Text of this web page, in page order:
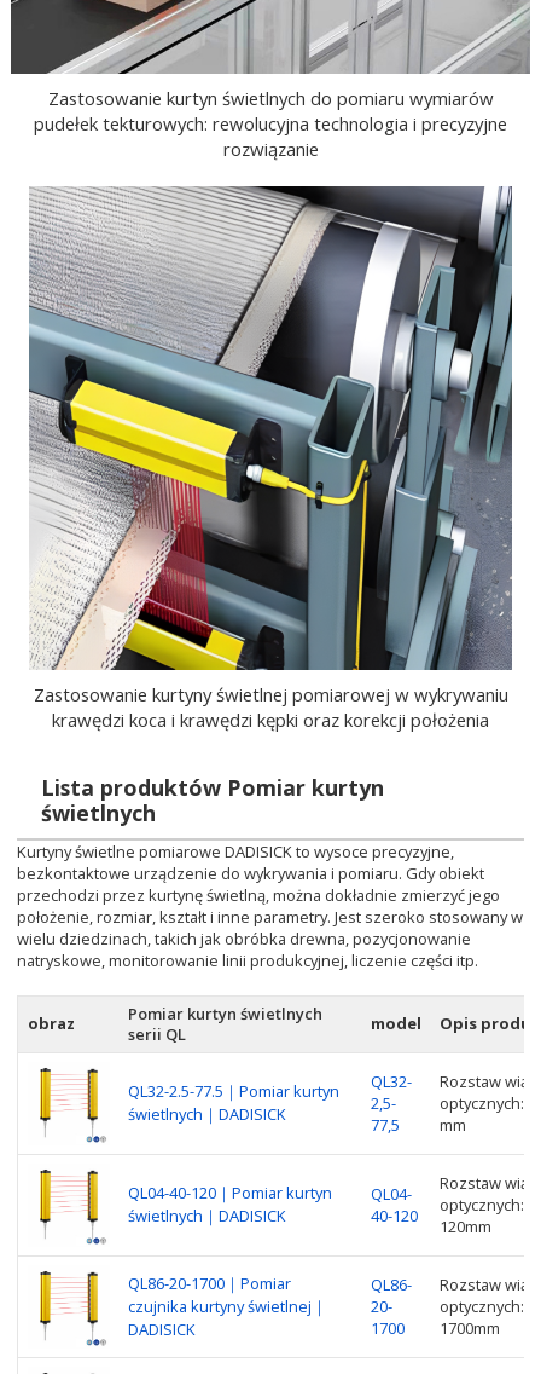
Zastosowanie kurtyn świetlnych do pomiaru wymiarów
pudełek tekturowych: rewolucyjna technologia i precyzyjne
rozwiązanie
Zastosowanie kurtyny świetlnej pomiarowej w wykrywaniu
krawędzi koca i krawędzi kępki oraz korekcji położenia
Lista produktów Pomiar kurtyn
świetlnych
Kurtyny świetlne pomiarowe DADISICK to wysoce precyzyjne,
bezkontaktowe urządzenie do wykrywania i pomiaru. Gdy obiekt
przechodzi przez kurtynę świetlną, można dokładnie zmierzyć jego
położenie, rozmiar, kształt i inne parametry. Jest szeroko stosowany w
wielu dziedzinach, takich jak obróbka drewna, pozycjonowanie
natryskowe, monitorowanie linii produkcyjnej, liczenie części itp.
obraz
Pomiar kurtyn świetlnych
serii QL
model Opis
QL32-2.5-77.5｜Pomiar kurtyn
świetlnych｜DADISICK
QL32-
2,5-
77,5
Rozstaw
optycznych:
mm
QL04-40-120｜Pomiar kurtyn
świetlnych｜DADISICK
QL04-
40-120
Rozstaw
optycznych:
120mm
QL86-20-1700｜Pomiar
czujnika kurtyny świetlnej｜
DADISICK
QL86-
20-
1700
Rozstaw
optycznych:
1700mm